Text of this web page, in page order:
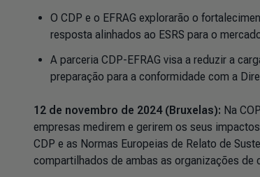
O CDP e o EFRAG explorarão o
resposta alinhados ao ESRS para o
A parceria CDP-EFRAG visa a reduzir a
preparação para a conformidade com a
12 de novembro de 2024 (Bruxelas): Na
empresas medirem e gerirem os seus
CDP e as Normas Europeias de Relato de
compartilhados de ambas as organizações